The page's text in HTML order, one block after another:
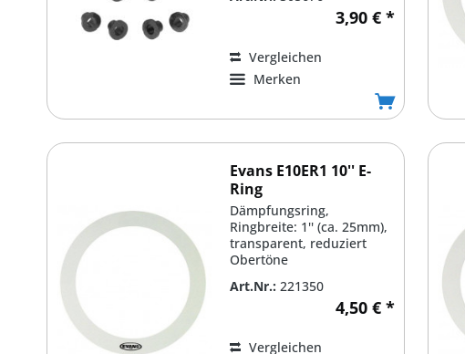
3,90 € *
Vergleichen
Merken
Evans E10ER1 10'' E-
Ring
Dämpfungsring,
Ringbreite: 1'' (ca. 25mm),
transparent, reduziert
Obertöne
Art.Nr.: 221350
4,50 € *
Vergleichen